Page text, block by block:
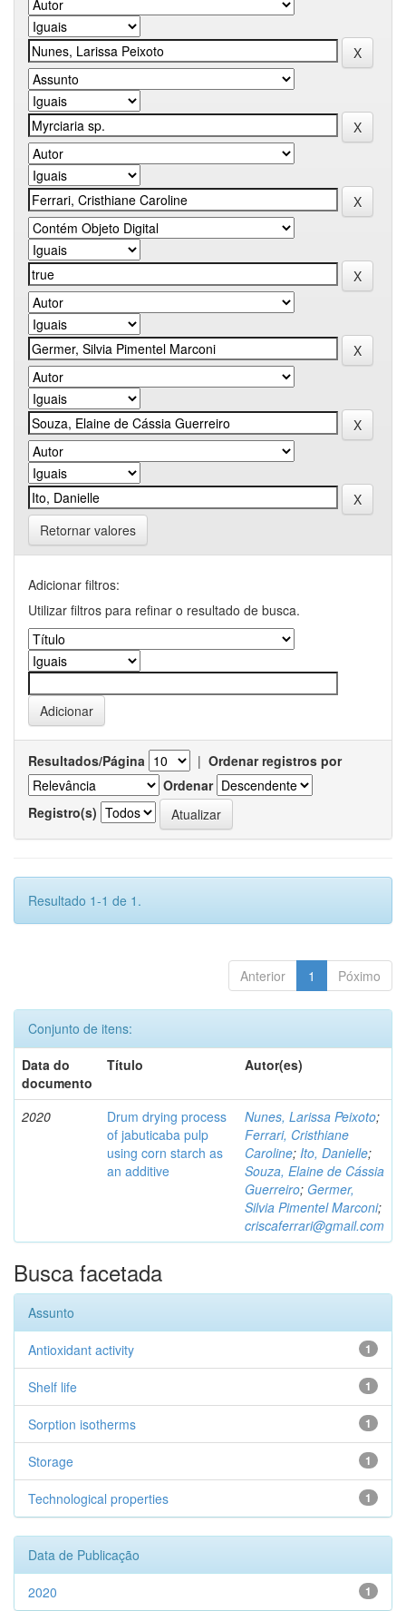
Retornar valores
Adicionar filtros:
Utilizar filtros para refinar o resultado de busca.
Resultados/Página | Ordenar registros por
Ordenar
Registro(s)
Resultado 1-1 de 1.
Anterior 1 Póximo
Conjunto de itens:
Data do
documento
Título Autor(es)
2020
Drum drying process
of jabuticaba pulp
using corn starch as
an additive
Nunes, Larissa Peixoto;
Ferrari, Cristhiane
Caroline; Ito, Danielle;
Souza, Elaine de Cássia
Guerreiro; Germer,
Silvia Pimentel Marconi;
criscaferrari@gmail.com
Busca facetada
Assunto
1
Antioxidant activity
1
Shelf life
1
Sorption isotherms
1
Storage
1
Technological properties
Data de Publicação
1
2020